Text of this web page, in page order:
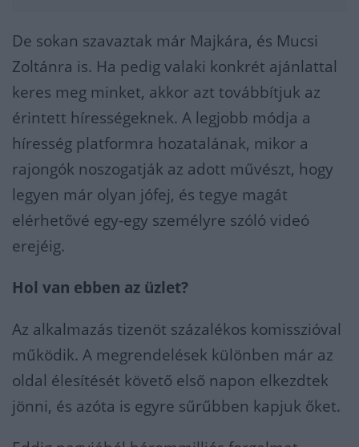
De sokan szavaztak már Majkára, és Mucsi
Zoltánra is. Ha pedig valaki konkrét ajánlattal
keres meg minket, akkor azt továbbítjuk az
érintett hírességeknek. A legjobb módja a
híresség platformra hozatalának, mikor a
rajongók noszogatják az adott művészt, hogy
legyen már olyan jófej, és tegye magát
elérhetővé egy-egy személyre szóló videó
erejéig.
Hol van ebben az üzlet?
Az alkalmazás tizenöt százalékos komisszióval
működik. A megrendelések különben már az
oldal élesítését követő első napon elkezdtek
jönni, és azóta is egyre sűrűbben kapjuk őket.